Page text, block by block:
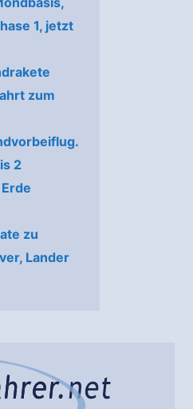
1, jetzt
zum
2
zu
Lander